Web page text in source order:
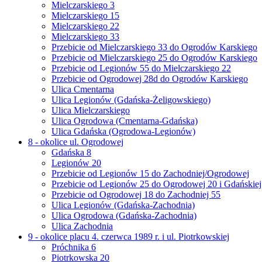
Mielczarskiego 3
Mielczarskiego 15
Mielczarskiego 22
Mielczarskiego 33
Przebicie od Mielczarskiego 33 do Ogrodów Karskiego
Przebicie od Mielczarskiego 25 do Ogrodów Karskiego
Przebicie od Legionów 55 do Mielczarskiego 22
Przebicie od Ogrodowej 28d do Ogrodów Karskiego
Ulica Cmentarna
Ulica Legionów (Gdańska-Żeligowskiego)
Ulica Mielczarskiego
Ulica Ogrodowa (Cmentarna-Gdańska)
Ulica Gdańska (Ogrodowa-Legionów)
8 - okolice ul. Ogrodowej
Gdańska 8
Legionów 20
Przebicie od Legionów 15 do Zachodniej/Ogrodowej
Przebicie od Legionów 25 do Ogrodowej 20 i
Przebicie od Ogrodowej 18 do Zachodniej 55
Ulica Legionów (Gdańska-Zachodnia)
Ulica Ogrodowa (Gdańska-Zachodnia)
Ulica Zachodnia
9 - okolice placu 4. czerwca 1989 r. i ul. Piotrkowskiej
Próchnika 6
Piotrkowska 20